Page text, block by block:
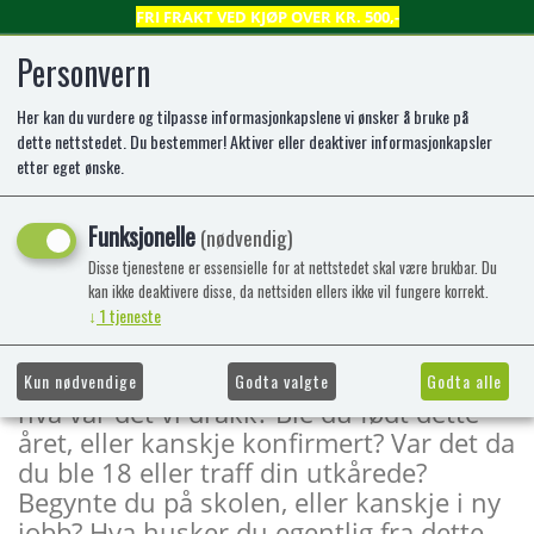
FRI FRAKT VED KJØP OVER KR. 500,-
0
Året 1953
Hvem ble født og hvem døde dette året?
Hvem fikk et gjennombrudd, og hva slo
gjennom? Hva gikk vi kledt i og hva leste
vi for noe? Hva hørte vi på og hvem
snakket til oss? Hva var det vi spiste, og
hva var det vi drakk? Ble du født dette
året, eller kanskje konfirmert? Var det da
du ble 18 eller traff din utkårede?
Begynte du på skolen, eller kanskje i ny
Personvern
Her kan du vurdere og tilpasse informasjonkapslene vi ønsker å bruke på
dette nettstedet. Du bestemmer! Aktiver eller deaktiver informasjonkapsler
etter eget ønske.
Funksjonelle(nødvendig)
Disse tjenestene er essensielle for at nettstedet skal være brukbar. Du
kan ikke deaktivere disse, da nettsiden ellers ikke vil fungere korrekt.
↓ 1tjeneste
Kun nødvendige Godta valgte Godta alle